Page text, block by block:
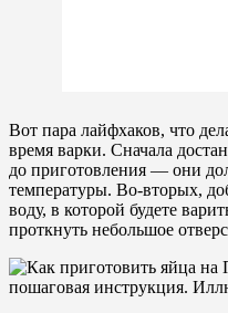
Вот пара лайфхаков, что
время варки. Сначала
до приготовления — они
температуры. Во-вторых,
воду, в которой будете
проткнуть небольшое